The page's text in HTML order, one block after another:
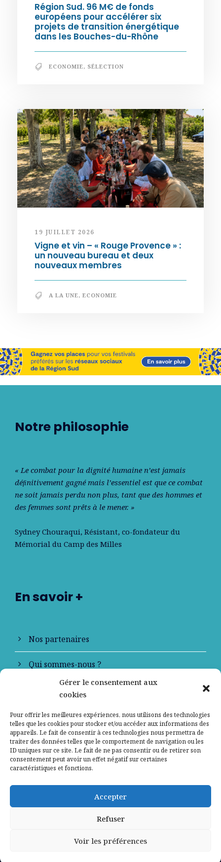
Gérer le consentement aux
cookies
Pour offrir les meilleures expériences, nous utilisons des technologies
telles que les cookies pour stocker et/ou accéder aux informations des
appareils. Le fait de consentir à ces technologies nous permettra de
traiter des données telles que le comportement de navigation ou les
ID uniques sur ce site. Le fait de ne pas consentir ou de retirer son
consentement peut avoir un effet négatif sur certaines
caractéristiques et fonctions.
Accepter
Refuser
Voir les préférences
Région Sud. 96 M€ de fonds
européens pour accélérer six
projets de transition énergétique
dans les Bouches-du-Rhône
ECONOMIE, SÉLECTION
19 JUILLET 2026
Vigne et vin – « Rouge Provence » :
un nouveau bureau et deux
nouveaux membres
A LA UNE, ECONOMIE
Notre philosophie
« Le combat pour la dignité humaine n’est jamais
déﬁnitivement gagné mais l’essentiel est que ce combat
ne soit jamais perdu non plus, tant que des hommes et
des femmes sont prêts à le mener. »
Sydney Chouraqui, Résistant, co-fondateur du
Mémorial du Camp des Milles
En savoir +
Nos partenaires
Qui sommes-nous ?
Contactez-nous
Mentions légales
Politique de confidentialité